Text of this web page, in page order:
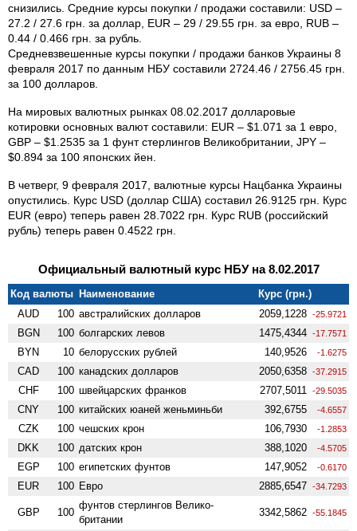
снизились. Средние курсы покупки / продажи составили: USD –
27.2 / 27.6 грн. за доллар, EUR – 29 / 29.55 грн. за евро, RUB –
0.44 / 0.466 грн. за рубль.
Средневзвешенные курсы покупки / продажи банков Украины 8
февраля 2017 по данным НБУ составили 2724.46 / 2756.45 грн.
за 100 долларов.
На мировых валютных рынках 08.02.2017 долларовые
котировки основных валют составили: EUR – $1.071 за 1 евро,
GBP – $1.2535 за 1 фунт стерлингов Великобритании, JPY –
$0.894 за 100 японских йен.
В четверг, 9 февраля 2017, валютные курсы Нацбанка Украины
опустились. Курс USD (доллар США) составил 26.9125 грн. Курс
EUR (евро) теперь равен 28.7022 грн. Курс RUB (российский
рубль) теперь равен 0.4522 грн.
Официальный валютный курс НБУ на 8.02.2017
Код валюты Наименование
Курс (грн.)
AUD
100 австралийских долларов 2059,1228 -25.9721
BGN 100 болгарских левов 1475,4344 -17.7571
BYN 10 белорусских рублей 140,9526 -1.6275
CAD 100 канадских долларов 2050,6358 -37.2915
CHF 100 швейцарских франков 2707,5011 -29.5035
CNY 100 китайских юаней женьминьби 392,6755 -4.6557
CZK 100 чешских крон 106,7930 -1.2853
DKK 100 датских крон 388,1020 -4.5705
EGP 100 египетских фунтов 147,9052 -0.6170
EUR 100 Евро 2885,6547 -34.7293
GBP 100
фунтов стерлингов Велико­
британии
3342,5862 -55.1845